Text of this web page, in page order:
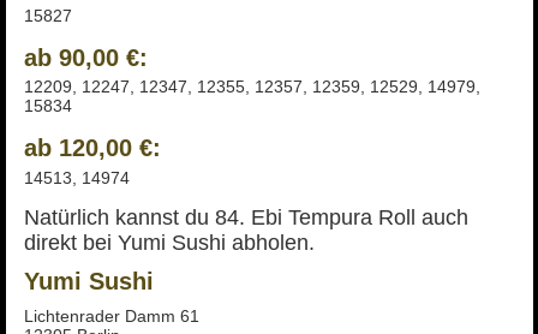
15827
ab 90,00 €:
12209, 12247, 12347, 12355, 12357, 12359, 12529, 14979,
15834
ab 120,00 €:
14513, 14974
Natürlich kannst du 84. Ebi Tempura Roll auch
direkt bei Yumi Sushi abholen.
Yumi Sushi
Lichtenrader Damm 61